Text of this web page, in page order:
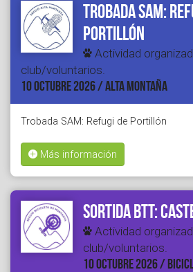
Trobada SAM:
Portillón
Actividad
club/voluntarios.
10 OCTUBRE 2026 / ALTA MONTAÑA
Trobada SAM: Refugi de Portillón
Más información
Sortida BTT:
Actividad
club/voluntarios.
10 OCTUBRE 2026 /